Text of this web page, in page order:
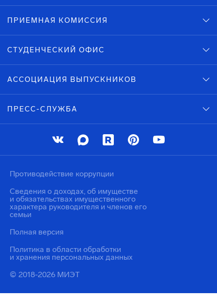
ПРИЕМНАЯ КОМИССИЯ
СТУДЕНЧЕСКИЙ ОФИС
АССОЦИАЦИЯ ВЫПУСКНИКОВ
ПРЕСС-СЛУЖБА
© 2018-2026 МИЭТ
Политика в области обработки
и хранения персональных данных
Противодействие коррупции
Сведения о доходах, об имуществе
и обязательствах имущественного
характера руководителя и членов его
семьи
Полная версия